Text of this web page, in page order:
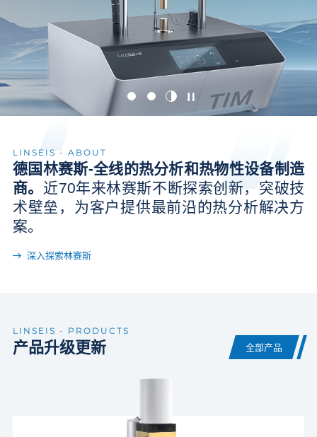
LINSEIS - ABOUT
德国林赛斯-全线的热分析和热物性设备制造
商。 近70年来林赛斯不断探索创新，突破技
术壁垒，为客户提供最前沿的热分析解决方
案。
深入探索林赛斯
LINSEIS - PRODUCTS
产品升级更新 全部产品